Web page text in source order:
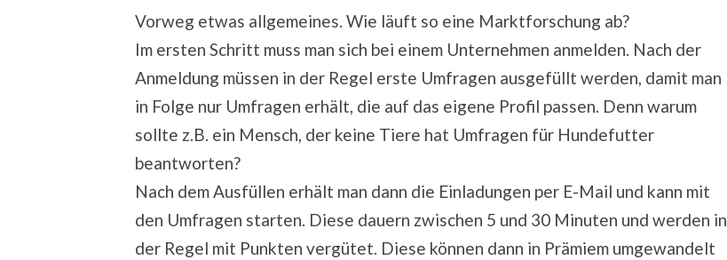
Vorweg etwas allgemeines. Wie läuft so eine Marktforschung ab?
Im ersten Schritt muss man sich bei einem Unternehmen anmelden. Nach der
Anmeldung müssen in der Regel erste Umfragen ausgefüllt werden, damit man
in Folge nur Umfragen erhält, die auf das eigene Profil passen. Denn warum
sollte z.B. ein Mensch, der keine Tiere hat Umfragen für Hundefutter
beantworten?
Nach dem Ausfüllen erhält man dann die Einladungen per E-Mail und kann mit
den Umfragen starten. Diese dauern zwischen 5 und 30 Minuten und werden in
der Regel mit Punkten vergütet. Diese können dann in Prämiem umgewandelt